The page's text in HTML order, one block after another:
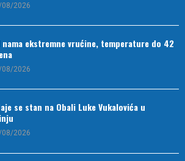
08/2026
nama ekstremne vrućine, temperature do 42
08/2026
se stan na Obali Luke Vukalovića u
08/2026